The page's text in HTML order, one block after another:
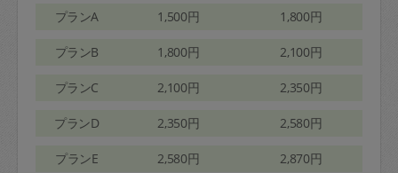
プランA 1,500円 1,800円
プランB 1,800円 2,100円
プランC 2,100円 2,350円
プランD 2,350円 2,580円
プランE 2,580円 2,870円